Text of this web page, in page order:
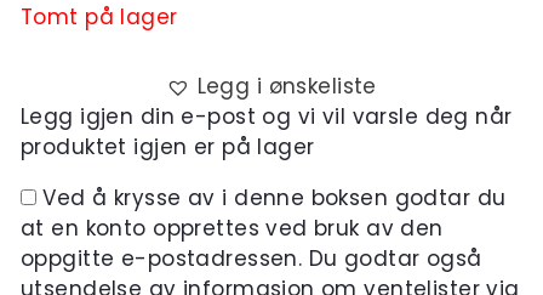
Tomt på lager
Legg i ønskeliste
Legg igjen din e-post og vi vil varsle deg når
produktet igjen er på lager
Ved å krysse av i denne boksen godtar du
at en konto opprettes ved bruk av den
oppgitte e-postadressen. Du godtar også
utsendelse av informasjon om ventelister via